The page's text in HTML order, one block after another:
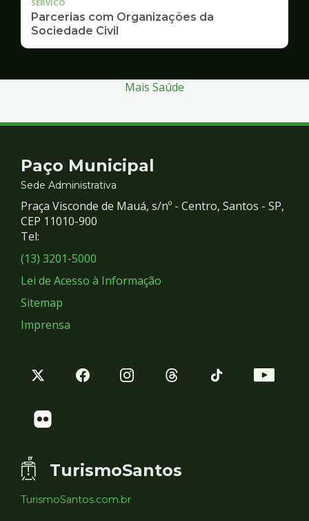
SERVICO
Parcerias com Organizações da
Sociedade Civil
Mais Saúde
Contato
e
Redes
Sociais
Paço Municipal
Sede Administrativa
Praça Visconde de Mauá, s/nº - Centro, Santos - SP,
CEP 11010-900
Tel:
(13) 3201-5000
Lei de Acesso à Informação
Sitemap
Imprensa
TurismoSantos
TurismoSantos.com.br